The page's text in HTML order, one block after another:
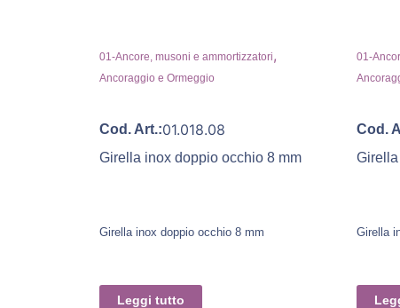
01-Ancore, musoni e ammortizzatori,
Ancoraggio e Ormeggio
Cod. Art.:01.018.08
Girella inox doppio occhio 8 mm
Girella inox doppio occhio 8 mm
Leggi tutto
01-
Cod.
Girella